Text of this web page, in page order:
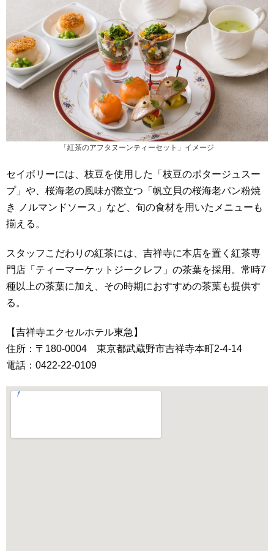
「紅茶のアフタヌーンティーセット」イメージ
セイボリーには、枝豆を使用した「枝豆のポタージュスー
プ」や、桜海老の風味が際立つ「帆立貝の桜海老パン粉焼
き ノルマンドソース」など、旬の食材を用いたメニューも
揃える。
スタッフこだわりの紅茶には、吉祥寺に本店を置く紅茶専
門店「ティーマーケットジークレフ」の茶葉を採用。常時7
種以上の茶葉に加え、その時期におすすめの茶葉も提供す
る。
【吉祥寺エクセルホテル東急】
住所：〒180-0004 東京都武蔵野市吉祥寺本町2-4-14
電話：0422-22-0109